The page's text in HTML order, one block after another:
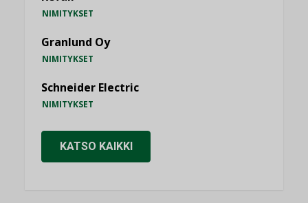
NIMITYKSET
Granlund Oy
NIMITYKSET
Schneider Electric
NIMITYKSET
KATSO KAIKKI